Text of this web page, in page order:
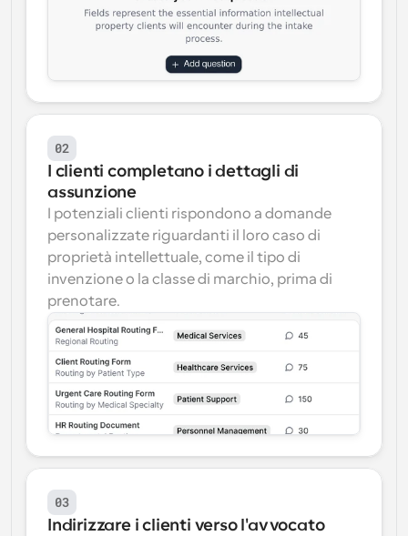
02
I clienti completano i dettagli di
assunzione
I potenziali clienti rispondono a domande
personalizzate riguardanti il loro caso di
proprietà intellettuale, come il tipo di
invenzione o la classe di marchio, prima di
prenotare.
03
Indirizzare i clienti verso l'avvocato